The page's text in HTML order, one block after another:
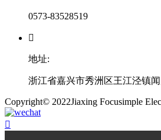
0573-83528519

地址:
浙江省嘉兴市秀洲区王江泾镇
​Copyright© 2022Jiaxing Focusimple
